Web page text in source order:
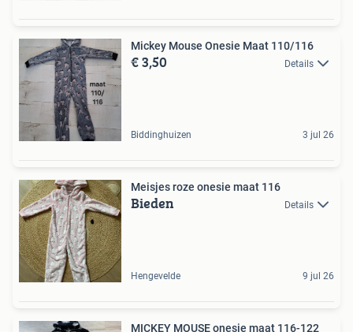
Mickey Mouse Onesie Maat 110/116
€ 3,50 Details
Biddinghuizen 3 jul 26
Meisjes roze onesie maat 116
Bieden Details
Hengevelde 9 jul 26
MICKEY MOUSE onesie maat 116-122